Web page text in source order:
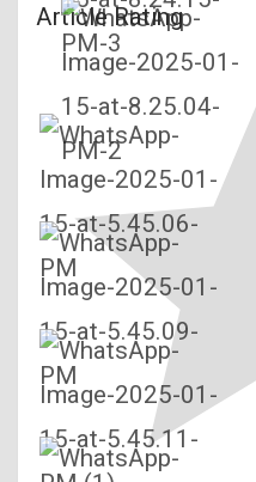
Article Rating